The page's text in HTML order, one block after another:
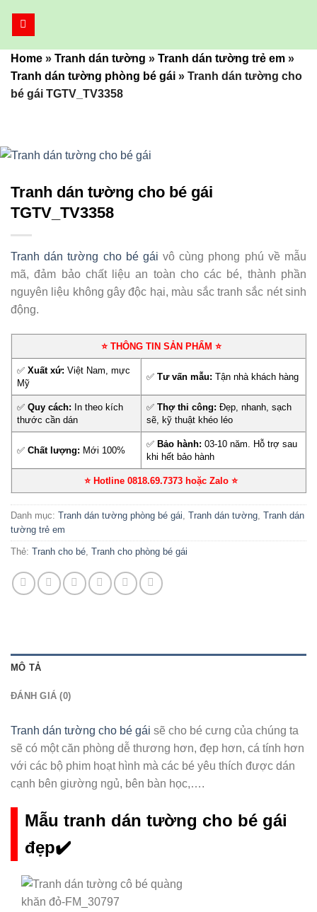
dungHome » Tranh dán tường » Tranh dán tường trẻ em »
Tranh dán tường phòng bé gái » Tranh dán tường cho
bé gái TGTV_TV3358
Tranh dán tường cho bé gái
TGTV_TV3358
Tranh dán tường cho bé gái vô cùng phong phú về mẫu
mã, đảm bảo chất liệu an toàn cho các bé, thành phần
nguyên liệu không gây độc hại, màu sắc tranh sắc nét sinh
động.
⭐ THÔNG TIN SẢN PHẨM ⭐
✅Xuất xứ: Việt Nam, mực
Mỹ
✅Tư vấn mẫu: Tận nhà khách hàng
✅Quy cách: In theo kích
thước cần dán
✅Thợ thi công: Đẹp, nhanh, sạch
sẽ, kỹ thuật khéo léo
✅Chất lượng: Mới 100%
✅ Bảo hành: 03-10 năm. Hỗ trợ sau
khi hết bảo hành
⭐ Hotline 0818.69.7373 hoặc Zalo ⭐
Danh mục: Tranh dán tường phòng bé gái Tranh dán tường Tranh dán
tường trẻ em
Thẻ: Tranh cho bé Tranh cho phòng bé gái
MÔ TẢ
ĐÁNH GIÁ (0)
Tranh dán tường cho bé gái sẽ cho bé cưng của chúng ta
sẽ có một căn phòng dễ thương hơn, đẹp hơn, cá tính hơn
với các bộ phim hoạt hình mà các bé yêu thích được dán
cạnh bên giường ngủ, bên bàn học,….
Mẫu tranh dán tường cho bé gái
đẹp✔️